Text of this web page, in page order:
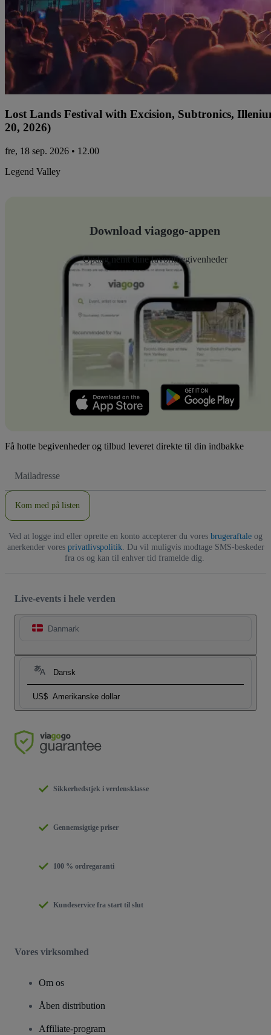
Lost Lands Festival with Excision, Subtronics,
20, 2026)
fre, 18 sep. 2026 • 12.00
Legend Valley
Download viagogo-appen
Opdag nemt dine favoritbegivenheder
Få hotte begivenheder og tilbud leveret direkte til din indbakke
adresse
Kom med på listen
Ved at logge ind eller oprette en konto accepterer du vores brugeraftale og
anerkender vores privatlivspolitik. Du vil muligvis modtage SMS-beskeder
fra os og kan til enhver tid framelde dig.
Live-events i hele verden
Danmark
Dansk
US$ Amerikanske dollar
Sikkerhedstjek i verdensklasse
Gennemsigtige priser
100 % ordregaranti
Kundeservice fra start til slut
Vores virksomhed
Om os
Åben distribution
Affiliate-program